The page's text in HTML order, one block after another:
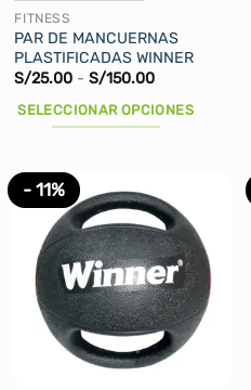
de
producto
FITNESS
PAR DE MANCUERNAS
PLASTIFICADAS WINNER
S/25.00 - S/150.00Rango
precios:
desde
SELECCIONAR OPCIONES
tiene
múltiples
variantes.
Las
opciones
pueden
- 11%